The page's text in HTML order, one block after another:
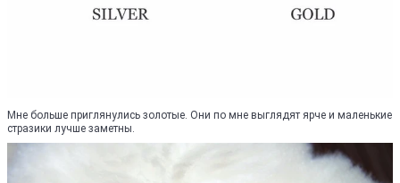
Мне больше приглянулись золотые. Они по мне выглядят ярче и маленькие
стразики лучше заметны.